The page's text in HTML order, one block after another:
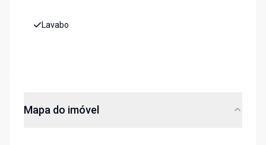
Lavabo
Mapa do imóvel